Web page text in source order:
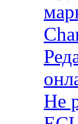
Не